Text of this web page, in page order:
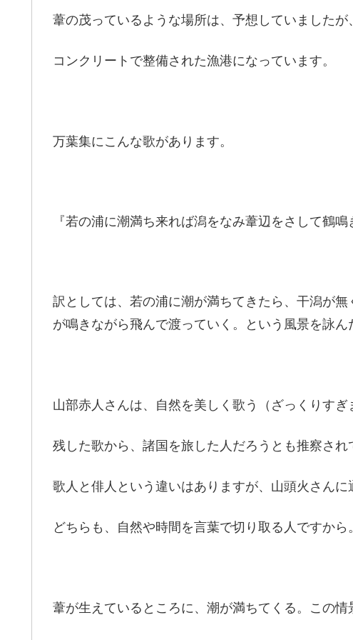
葦の茂っているような場所は、予想していましたが
コンクリートで整備された漁港になっています。
万葉集にこんな歌があります。
『若の浦に潮満ち来れば潟をなみ葦辺をさして鶴
訳としては、若の浦に潮が満ちてきたら、干潟が
が鳴きながら飛んで渡っていく。という風景を詠ん
山部赤人さんは、自然を美しく歌う（ざっくりすぎ
残した歌から、諸国を旅した人だろうとも推察され
歌人と俳人という違いはありますが、山頭火さんに
どちらも、自然や時間を言葉で切り取る人ですから。
葦が生えているところに、潮が満ちてくる。この情